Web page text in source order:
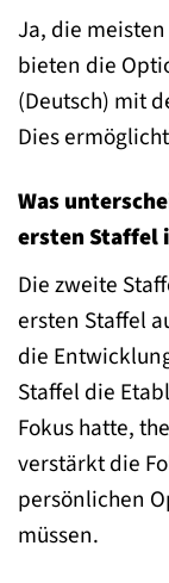
Ja, die
bieten die
(Deutsch) mit
Dies
Was
ersten Staffel
Die zweite
ersten Staffel
die
Staffel die
Fokus hatte,
verstärkt die
persönlichen
müssen.